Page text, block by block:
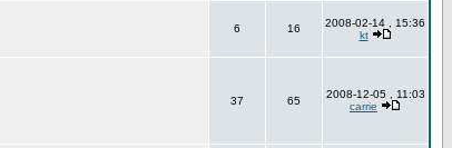
6 16
2008-02-14 , 15:36
kt
37 65
2008-12-05 , 11:03
carrie